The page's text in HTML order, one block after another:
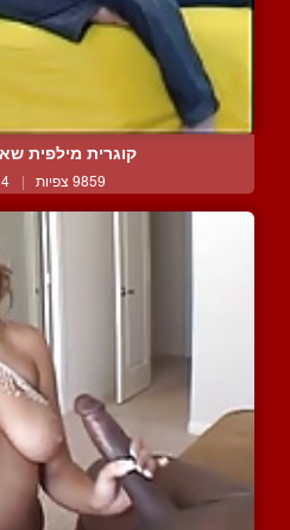
קוגרית מילפית
9859 צפיות | 4 המלצות